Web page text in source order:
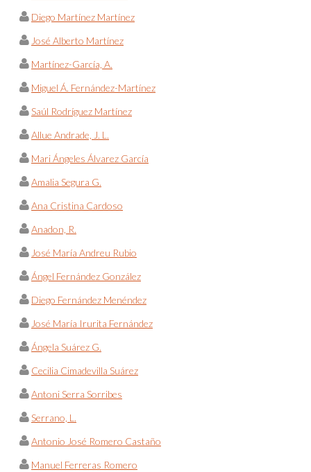
Diego Martínez Martínez
José Alberto Martínez
Martínez-García, A.
Miguel Á. Fernández-Martínez
Saúl Rodríguez Martínez
Allue Andrade, J. L.
Mari Ángeles Álvarez García
Amalia Segura G.
Ana Cristina Cardoso
Anadon, R.
José María Andreu Rubio
Ángel Fernández González
Diego Fernández Menéndez
José María Irurita Fernández
Ángela Suárez G.
Cecilia Cimadevilla Suárez
Antoni Serra Sorribes
Serrano, L.
Antonio José Romero Castaño
Manuel Ferreras Romero